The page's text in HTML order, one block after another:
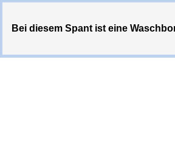
Bei diesem Spant ist eine